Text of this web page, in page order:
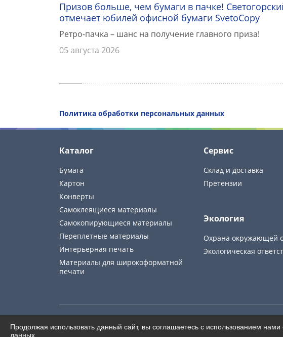
Призов больше, чем бумаги в пачке!
отмечает юбилей офисной бумаги SvetoCopy
Ретро-пачка – шанс на получение главного приза!
05 августа 2026
Политика обработки персональных данных
Каталог
Бумага
Картон
Конверты
Самоклеящиеся материалы
Самокопирующиеся материалы
Переплетные материалы
Интерьерная печать
Материалы для широкоформатной
печати
Сервис
Склад и доставка
Претензии
Экология
Охрана окружающей
Экологическая
© Europapier. 2026
Продолжая использовать данный сайт, вы соглашаетесь с использованием
данных